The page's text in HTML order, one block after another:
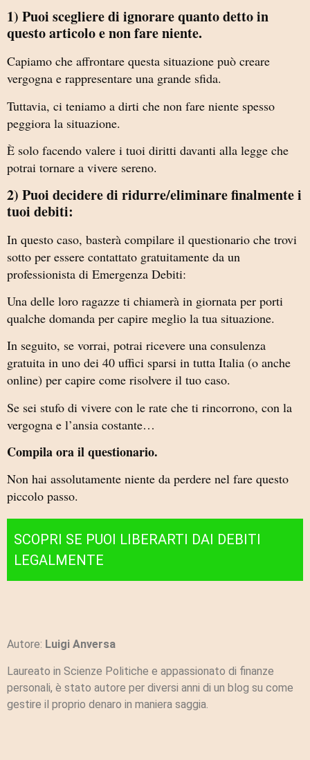
1) Puoi scegliere di ignorare quanto detto in
questo articolo e non fare niente.
Capiamo che affrontare questa situazione può creare
vergogna e rappresentare una grande sfida.
Tuttavia, ci teniamo a dirti che non fare niente spesso
peggiora la situazione.
È solo facendo valere i tuoi diritti davanti alla legge che
potrai tornare a vivere sereno.
2) Puoi decidere di ridurre/eliminare finalmente i
tuoi debiti:
In questo caso, basterà compilare il questionario che trovi
sotto per essere contattato gratuitamente da un
professionista di Emergenza Debiti:
Una delle loro ragazze ti chiamerà in giornata per porti
qualche domanda per capire meglio la tua situazione.
In seguito, se vorrai, potrai ricevere una consulenza
gratuita in uno dei 40 uffici sparsi in tutta Italia (o anche
online) per capire come risolvere il tuo caso.
Se sei stufo di vivere con le rate che ti rincorrono, con la
vergogna e l’ansia costante…
Compila ora il questionario.
Non hai assolutamente niente da perdere nel fare questo
piccolo passo.
SCOPRI SE PUOI LIBERARTI DAI DEBITI
LEGALMENTE
Autore: Luigi Anversa
Laureato in Scienze Politiche e appassionato di finanze
personali, è stato autore per diversi anni di un blog su come
gestire il proprio denaro in maniera saggia.